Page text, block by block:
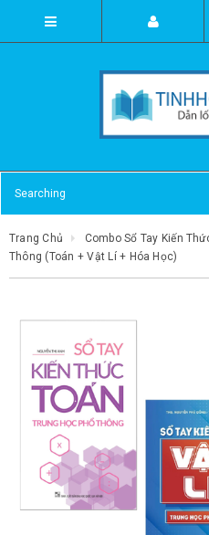
Trang Chủ
Combo Sổ Tay Kiến
Thông (Toán + Vật Lí + Hóa Học)